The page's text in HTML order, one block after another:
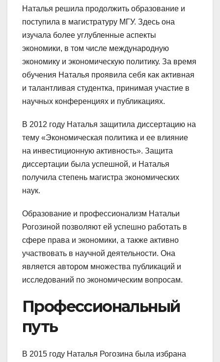
Наталья решила продолжить образование и
поступила в магистратуру МГУ. Здесь она
изучала более углубленные аспекты
экономики, в том числе международную
экономику и экономическую политику. За время
обучения Наталья проявила себя как активная
и талантливая студентка, принимая участие в
научных конференциях и публикациях.
В 2012 году Наталья защитила диссертацию на
тему «Экономическая политика и ее влияние
на инвестиционную активность». Защита
диссертации была успешной, и Наталья
получила степень магистра экономических
наук.
Образование и профессионализм Натальи
Рогозиной позволяют ей успешно работать в
сфере права и экономики, а также активно
участвовать в научной деятельности. Она
является автором множества публикаций и
исследований по экономическим вопросам.
Профессиональный
путь
В 2015 году Наталья Рогозина была избрана